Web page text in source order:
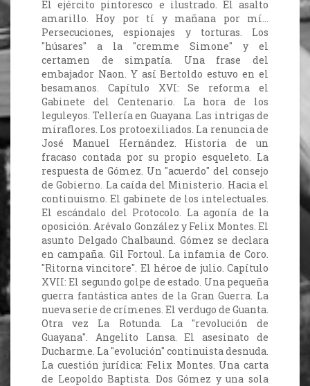
El ejército pintoresco e ilustrado. El asalto
amarillo. Hoy por tí y mañana por mí...
Persecuciones, espionajes y torturas. Los
"húsares" a la "cremme Simone" y el
certamen de simpatía. Una frase del
embajador Naon. Y así Bertoldo estuvo en el
besamanos. Capítulo XVI: Se reforma el
Gabinete del Centenario. La hora de los
leguleyos. Tellería en Guayana. Las intrigas de
miraflores. Los protoexiliados. La renuncia de
José Manuel Hernández. Historia de un
fracaso contada por su propio esqueleto. La
respuesta de Gómez. Un "acuerdo" del consejo
de Gobierno. La caída del Ministerio. Hacia el
continuismo. El gabinete de los intelectuales.
El escándalo del Protocolo. La agonía de la
oposición. Arévalo González y Felix Montes. El
asunto Delgado Chalbaund. Gómez se declara
en campaña. Gil Fortoul. La infamia de Coro.
"Ritorna vincitore". El héroe de julio. Capítulo
XVII: El segundo golpe de estado. Una pequeña
guerra fantástica antes de la Gran Guerra. La
nueva serie de crímenes. El verdugo de Guanta.
Otra vez La Rotunda. La "revolución de
Guayana". Angelito Lansa. El asesinato de
Ducharme. La "evolución" continuista desnuda.
La cuestión jurídica: Felix Montes. Una carta
de Leopoldo Baptista. Dos Gómez y una sola